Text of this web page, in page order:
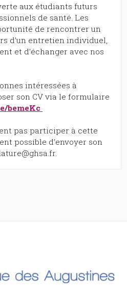
aux étudiants futurs
de santé. Les
de rencontrer un
d’un entretien individuel,
et d’échanger avec nos
intéressées à
son CV via le formulaire
bemeKc
pas participer à cette
possible d’envoyer son